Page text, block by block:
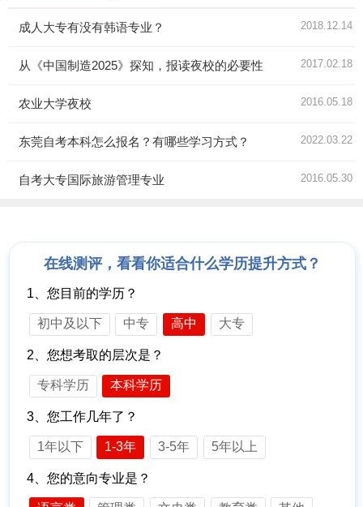
成人大专有没有韩语专业？ 2018.12.14
从《中国制造2025》探知，报读夜校的必要性 2017.02.18
农业大学夜校 2016.05.18
东莞自考本科怎么报名？有哪些学习方式？ 2022.03.22
自考大专国际旅游管理专业 2016.05.30
在线测评，看看你适合什么学历提升方式？
1、您目前的学历？
初中及以下 中专 高中 大专
2、您想考取的层次是？
专科学历 本科学历
3、您工作几年了？
1年以下 1-3年 3-5年 5年以上
4、您的意向专业是？